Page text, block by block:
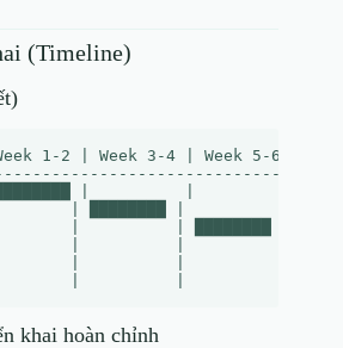
(Timeline)
1-2 | Week 3-4 | Week 5-6 |
| ████████ |          |
|         | ████████ |          |
|         |          | ████████
|         |          |          |
|          |          |
khai hoàn chỉnh